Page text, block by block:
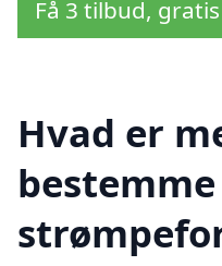
Få 3 tilbud,
Hvad er